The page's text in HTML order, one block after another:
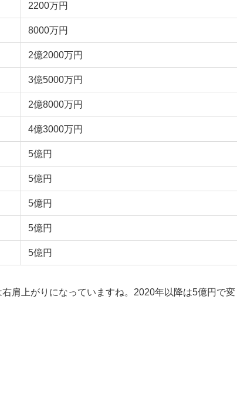
2200万円
8000万円
2億2000万円
3億5000万円
2億8000万円
4億3000万円
5億円
5億円
5億円
5億円
5億円
肩上がりになっていますね。2020年以降は5億円で変